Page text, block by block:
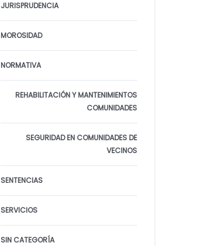
JURISPRUDENCIA
MOROSIDAD
NORMATIVA
REHABILITACIÓN Y MANTENIMIENTOS
COMUNIDADES
SEGURIDAD EN COMUNIDADES DE
VECINOS
SENTENCIAS
SERVICIOS
SIN CATEGORÍA